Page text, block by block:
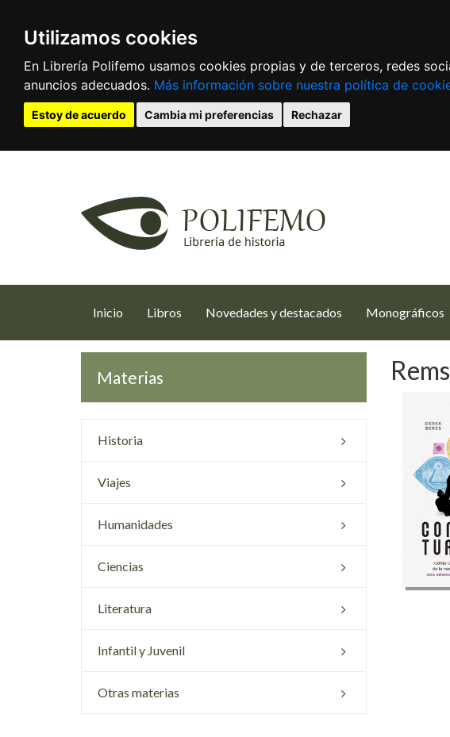
Utilizamos cookies
En Librería Polifemo usamos cookies propias y de terceros, redes
anuncios adecuados. Más información sobre nuestra política de
Estoy de acuerdo Cambia mi preferencias Rechazar
Inicio (current)
Libros Novedades y destacados Monográficos
Materias
Historia
Viajes
Humanidades
Ciencias
Literatura
Infantil y Juvenil
Otras materias